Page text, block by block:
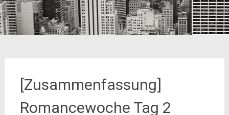
[Zusammenfassung]
Romancewoche Tag 2